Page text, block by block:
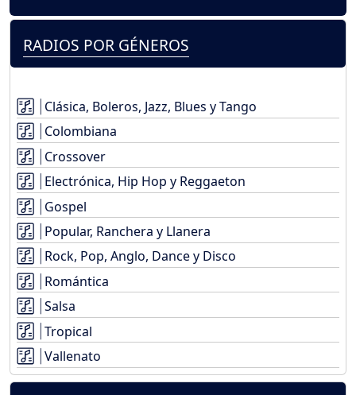
RADIOS POR GÉNEROS
Clásica, Boleros, Jazz, Blues y Tango
Colombiana
Crossover
Electrónica, Hip Hop y Reggaeton
Gospel
Popular, Ranchera y Llanera
Rock, Pop, Anglo, Dance y Disco
Romántica
Salsa
Tropical
Vallenato